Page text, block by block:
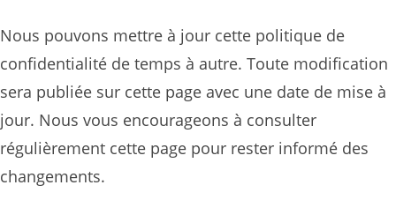
Nous pouvons mettre à jour cette politique de
confidentialité de temps à autre. Toute modification
sera publiée sur cette page avec une date de mise à
jour. Nous vous encourageons à consulter
régulièrement cette page pour rester informé des
changements.